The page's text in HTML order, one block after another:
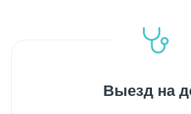
Выезд на